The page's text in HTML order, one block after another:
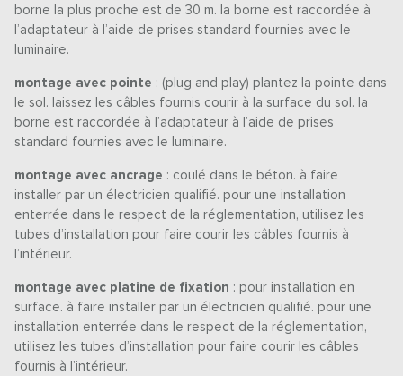
borne la plus proche est de 30 m. la borne est raccordée à
l’adaptateur à l’aide de prises standard fournies avec le
luminaire.
montage avec pointe : (plug and play) plantez la pointe dans
le sol. laissez les câbles fournis courir à la surface du sol. la
borne est raccordée à l’adaptateur à l’aide de prises
standard fournies avec le luminaire.
montage avec ancrage : coulé dans le béton. à faire
installer par un électricien qualifié. pour une installation
enterrée dans le respect de la réglementation, utilisez les
tubes d’installation pour faire courir les câbles fournis à
l’intérieur.
montage avec platine de fixation : pour installation en
surface. à faire installer par un électricien qualifié. pour une
installation enterrée dans le respect de la réglementation,
utilisez les tubes d’installation pour faire courir les câbles
fournis à l’intérieur.